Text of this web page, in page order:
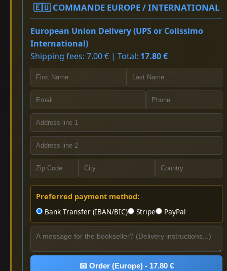
🇪🇺 COMMANDE EUROPE / INTERNATIONAL
European Union Delivery (UPS or Colissimo
International)
Shipping fees: 7.00 € | Total: 17.80 €
Preferred payment method:
Bank Transfer (IBAN/BIC)
Stripe PayPal
📧 Order (Europe) - 17.80 €